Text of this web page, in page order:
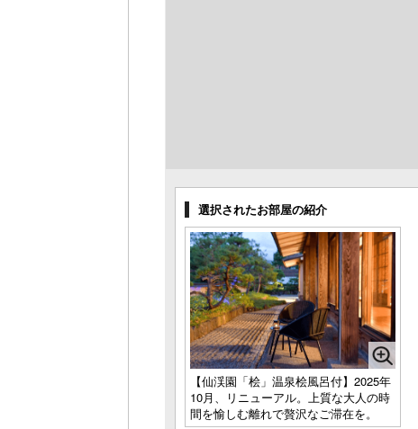
選択されたお部屋の紹介
【仙渓園「桧」温泉桧風呂付】2025年
10月、リニューアル。上質な大人の時
間を愉しむ離れで贅沢なご滞在を。